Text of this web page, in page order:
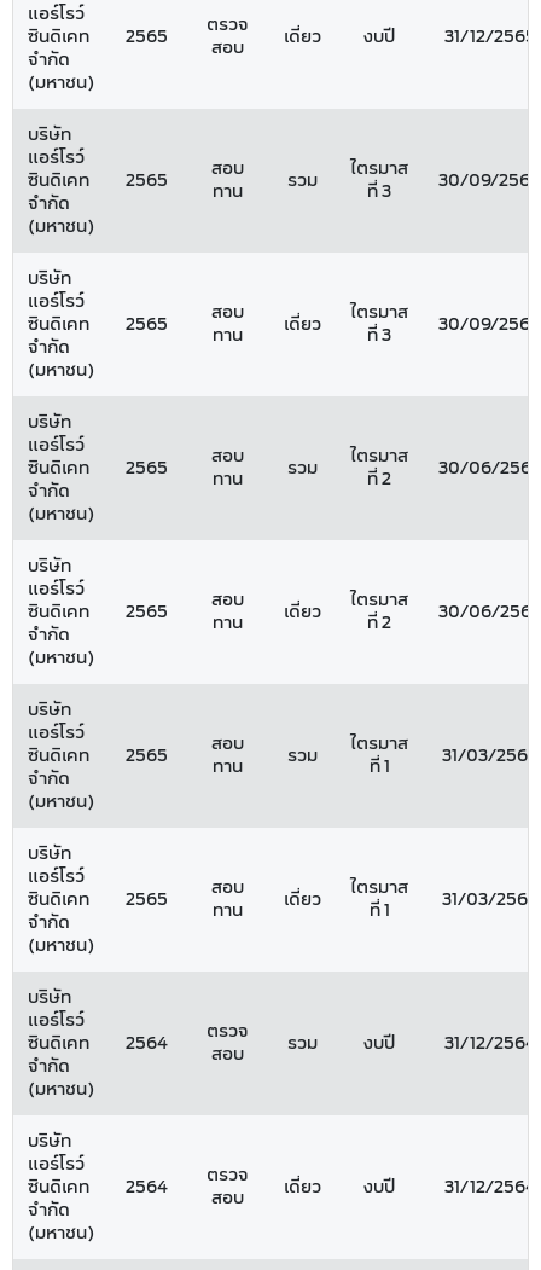
แอร์โรว์
ซินดิเคท
จำกัด
(มหาชน)
2565
ตรวจ
สอบ
เดี่ยว งบปี 31/12/2565
บริษัท
แอร์โรว์
ซินดิเคท
จำกัด
(มหาชน)
2565
สอบ
ทาน
รวม
ไตรมาส
ที่ 3
30/09/2565
บริษัท
แอร์โรว์
ซินดิเคท
จำกัด
(มหาชน)
2565
สอบ
ทาน
เดี่ยว
ไตรมาส
ที่ 3
30/09/2565
บริษัท
แอร์โรว์
ซินดิเคท
จำกัด
(มหาชน)
2565
สอบ
ทาน
รวม
ไตรมาส
ที่ 2
30/06/2565
บริษัท
แอร์โรว์
ซินดิเคท
จำกัด
(มหาชน)
2565
สอบ
ทาน
เดี่ยว
ไตรมาส
ที่ 2
30/06/2565
บริษัท
แอร์โรว์
ซินดิเคท
จำกัด
(มหาชน)
2565
สอบ
ทาน
รวม
ไตรมาส
ที่ 1
31/03/2565
บริษัท
แอร์โรว์
ซินดิเคท
จำกัด
(มหาชน)
2565
สอบ
ทาน
เดี่ยว
ไตรมาส
ที่ 1
31/03/2565
บริษัท
แอร์โรว์
ซินดิเคท
จำกัด
(มหาชน)
2564
ตรวจ
สอบ
รวม งบปี 31/12/2564
บริษัท
แอร์โรว์
ซินดิเคท
จำกัด
(มหาชน)
2564
ตรวจ
สอบ
เดี่ยว งบปี 31/12/2564